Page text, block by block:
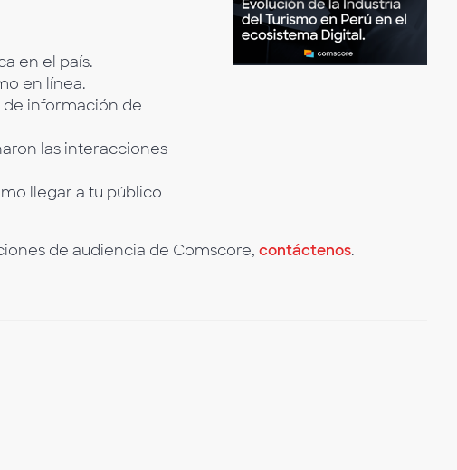
en el país.
en línea.
de información de
las interacciones
llegar a tu público
de audiencia de Comscore, contáctenos.